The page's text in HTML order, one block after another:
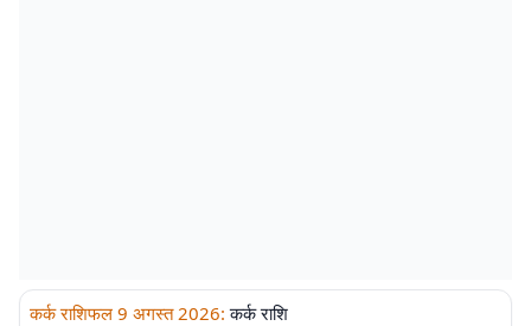
कर्क राशिफल 9 अगस्त 2026: कर्क राशि